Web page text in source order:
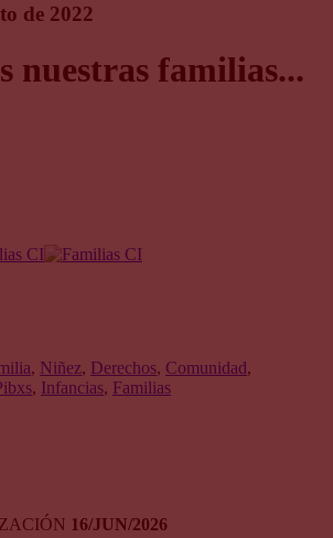
de 2022
nuestras familias...
, Niñez, Derechos, Comunidad,
, Infancias, Familias
16/JUN/2026